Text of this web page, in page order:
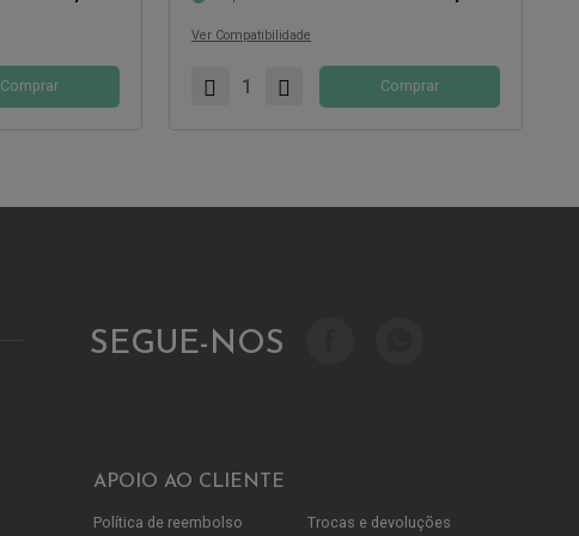
Comprar
Ver Compatibilidade
Compatível com:
Comprar
SEGUE-NOS
APOIO AO CLIENTE
Política de reembolso Trocas e devoluções